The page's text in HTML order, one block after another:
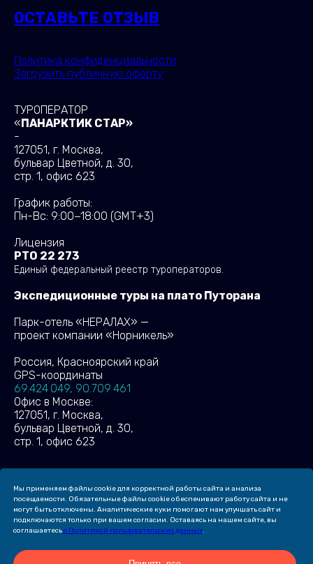
ОСТАВЬТЕ ОТЗЫВ
Политика конфиденциальности
Загрузить публичную оферту
ТУРОПЕРАТОР
«ПАНАРКТИК СТАР»
-
127051, г. Москва,
бульвар Цветной, д. 30,
стр. 1, офис 623
График работы:
Пн-Вс: 9:00−18:00 (GMT+3)
Лицензия
РТО 22 273
Единый федеральный реестр туроператоров.
Экспедиционные туры на плато Путорана
Парк-отель «НЕРАЛАХ» —
проект компании «Норникель»
Россия, Красноярский край
GPS-координаты
69.424 049, 90.709 461
Офис в Москве:
127051, г. Москва,
бульвар Цветной, д. 30,
стр. 1, офис 623
(c) 2026 ПАРК-ОТЕЛЬ «НЕРАЛАХ»
Создание сайта Leto. Website
Продвижение сайта —
компания «Пиксель Плюс»
Мы применяем файлы cookie для корректной работы сайта и анализа
посещаемости. Обязательные файлы cookie обеспечивают работу сайта и не
могут быть отключены. Аналитические куки помогают нам улучшать сайт и
подключаются только при вашем согласии. Оставаясь на нашем сайте, вы
соглашаетесьс Политикой пользовательских данных.